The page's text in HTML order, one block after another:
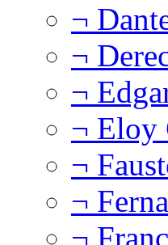
¬
¬
¬
¬ Eloy
¬
¬
¬